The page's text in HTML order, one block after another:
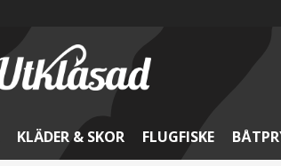
KLÄDER & SKOR FLUGFISKE